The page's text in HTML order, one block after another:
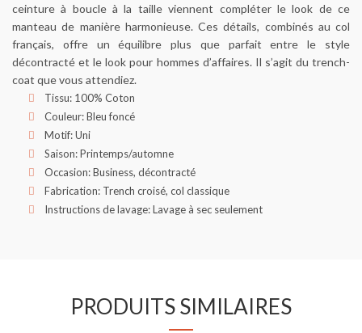
ceinture à boucle à la taille viennent compléter le look de ce
manteau de manière harmonieuse. Ces détails, combinés au col
français, offre un équilibre plus que parfait entre le style
décontracté et le look pour hommes d’affaires. Il s’agit du trench-
coat que vous attendiez.
Tissu: 100% Coton
Couleur: Bleu foncé
Motif: Uni
Saison: Printemps/automne
Occasion: Business, décontracté
Fabrication: Trench croisé, col classique
Instructions de lavage: Lavage à sec seulement
PRODUITS SIMILAIRES